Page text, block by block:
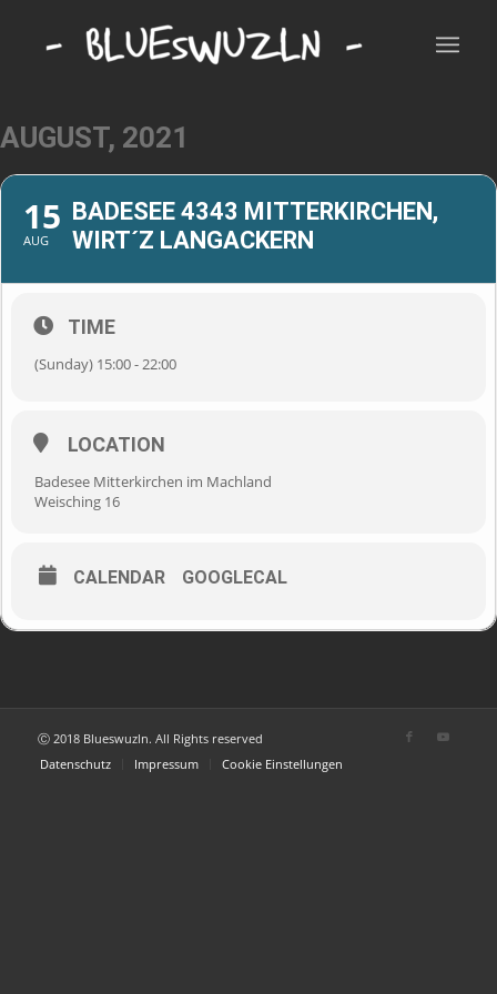
AUGUST, 2021
15
AUG
BADESEE 4343 MITTERKIRCHEN,
WIRT´Z LANGACKERN
TIME
(Sunday) 15:00 - 22:00
LOCATION
Badesee Mitterkirchen im Machland
Weisching 16
CALENDAR GOOGLECAL
Ⓒ 2018 Blueswuzln. All Rights reserved
Datenschutz
Impressum Cookie Einstellungen